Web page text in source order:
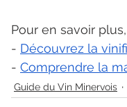
Pour en savoir
- Découvrez la
- Comprendre la
Guide du Vin Minervois